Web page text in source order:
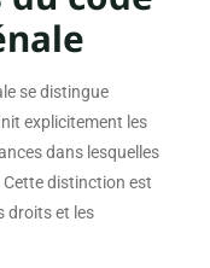
se distingue
explicitement les
dans lesquelles
Cette distinction est
droits et les